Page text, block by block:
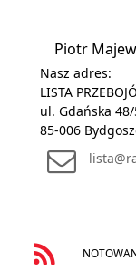
Piotr
Nasz adres:
LISTA
ul. Gdańska
85-006